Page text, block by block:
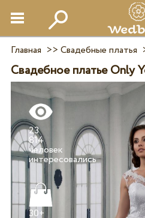
Главная >> Свадебные платья
Свадебное платье Only
23
814
человек
интересовались
30+